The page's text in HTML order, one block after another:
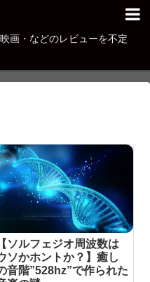
画・などのレビューを不定
【ソルフェジオ周波数は
ソかホントか？】癒し
音階”528hz”で作られた